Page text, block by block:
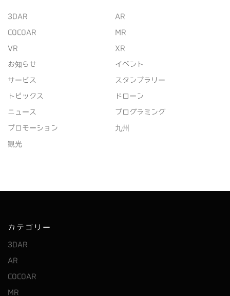
3DAR AR
COCOAR MR
VR XR
お知らせ イベント
サービス スタンプラリー
トピックス ドローン
ニュース プログラミング
プロモーション 九州
観光
カテゴリー
3DAR
AR
COCOAR
MR